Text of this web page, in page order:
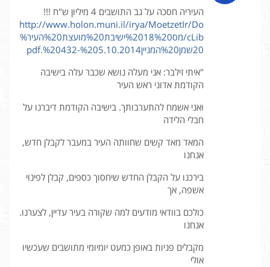
העיריה חסכה על גב התושבים 4 מיליון ש"ח !!!
http://www.holon.muni.il/irya/MoetzetIr/Do
cLib/מס%2018%20ישיבת%20מועצת%20העיר%
20שמן%20המניין%205.10.2014-%20432.pdf
"איתי זילבר: אני מעלה נושא שכבר עלה בישיבה
הקודמת אדוני ראש העיר
ואני אשמח להתערבותך. בישיבה הקודמת דיברנו על
חבלי הלידה
המאד מאד קשים שחוותה העיר במעבר לקבלן חדש,
אנחנו
בירכנו על הקבלן החדש שיחסוך כספים, קבלן לפינוי
אשפה, אך
כולכם בוודאי מודעים למה שקורה בעיר עדיין, לצערנו.
אנחנו
מקבלים פניות באופן כמעט יומיומי מתושבים שעכשיו
אולי